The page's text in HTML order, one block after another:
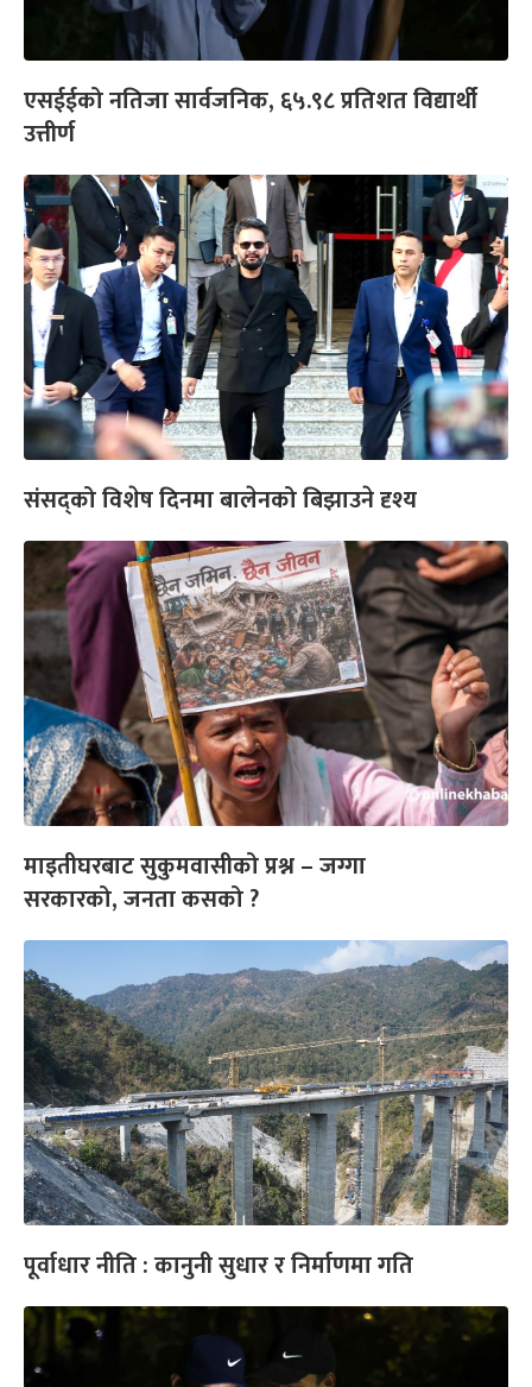
एसईईको नतिजा सार्वजनिक, ६५.९८ प्रतिशत विद्यार्थी
उत्तीर्ण
संसद्को विशेष दिनमा बालेनको बिझाउने दृश्य
माइतीघरबाट सुकुमवासीको प्रश्न – जग्गा
सरकारको, जनता कसको ?
पूर्वाधार नीति : कानुनी सुधार र निर्माणमा गति